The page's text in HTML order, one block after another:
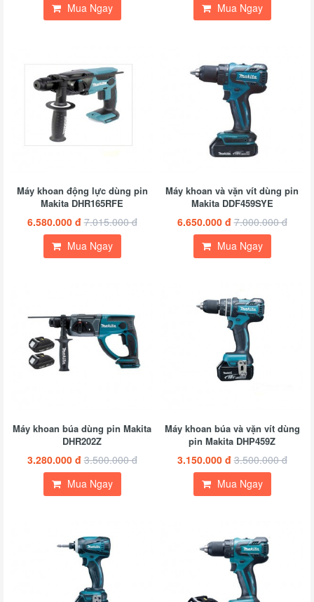
Mua Ngay
Mua Ngay
Máy khoan động lực dùng pin
Makita DHR165RFE
6.580.000 đ 7.015.000 đ
Mua Ngay
Máy khoan và vặn vít dùng pin
Makita DDF459SYE
6.650.000 đ 7.000.000 đ
Mua Ngay
Máy khoan búa dùng pin Makita
DHR202Z
3.280.000 đ 3.500.000 đ
Mua Ngay
Máy khoan búa và vặn vít dùng
pin Makita DHP459Z
3.150.000 đ 3.500.000 đ
Mua Ngay